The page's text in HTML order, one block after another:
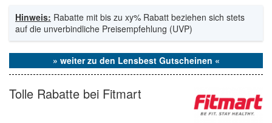
Hinweis: Rabatte mit bis zu xy% Rabatt beziehen sich stets
auf die unverbindliche Preisempfehlung (UVP)
» weiter zu den Lensbest Gutscheinen «
Tolle Rabatte bei Fitmart